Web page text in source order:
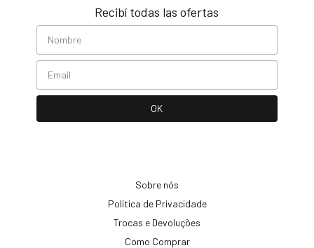
Recibí todas las ofertas
Sobre nós
Política de Privacidade
Trocas e Devoluções
Como Comprar